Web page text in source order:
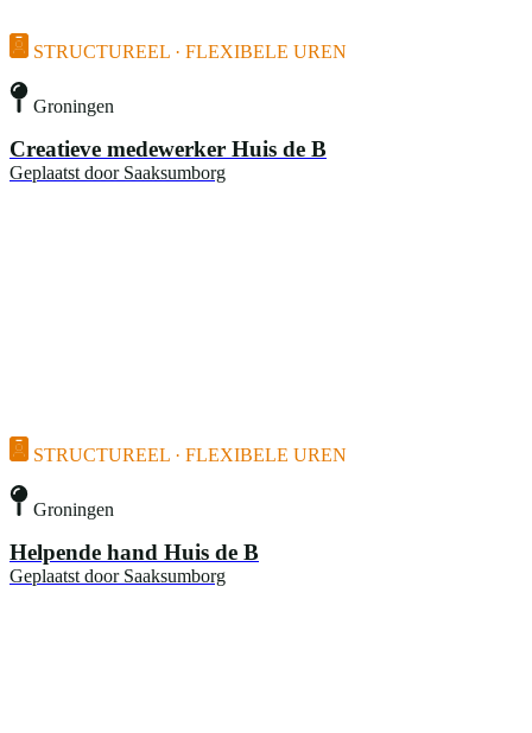
STRUCTUREEL · FLEXIBELE UREN
Groningen
Creatieve medewerker Huis de B
Geplaatst door Saaksumborg
STRUCTUREEL · FLEXIBELE UREN
Groningen
Helpende hand Huis de B
Geplaatst door Saaksumborg